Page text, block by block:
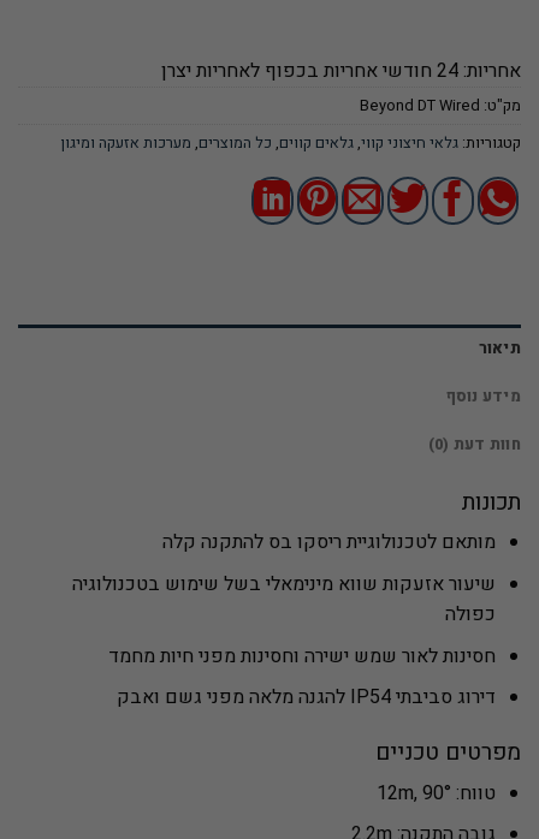
אחריות: 24 חודשי אחריות בכפוף לאחריות יצרן
מק"ט: Beyond DT Wired
קטגוריות: גלאי חיצוני קווי,גלאים קווים, כל המוצרים, מערכות אזעקה ומיגון
תיאור
מידע נוסף
חוות דעת (0)
תכונות
מותאם לטכנולוגיית ריסקו בס להתקנה קלה
שיעור אזעקות שווא מינימאלי בשל שימוש בטכנולוגיה
כפולה
חסינות לאור שמש ישירה וחסינות מפני חיות מחמד
דירוג סביבתי IP54 להגנה מלאה מפני גשם ואבק
מפרטים טכניים
טווח: 12m, 90°